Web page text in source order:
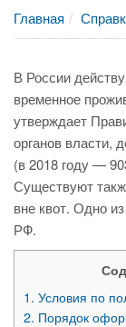
Главная
В России
временное
утверждает
органов власти,
(в 2018 году —
Существуют
вне квот. Одно
РФ.
1. Условия по
2. Порядок